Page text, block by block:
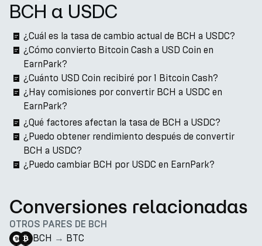
BCH a USDC
¿Cuál es la tasa de cambio actual de BCH a USDC?
¿Cómo convierto Bitcoin Cash a USD Coin en
EarnPark?
¿Cuánto USD Coin recibiré por 1 Bitcoin Cash?
¿Hay comisiones por convertir BCH a USDC en
EarnPark?
¿Qué factores afectan la tasa de BCH a USDC?
¿Puedo obtener rendimiento después de convertir
BCH a USDC?
¿Puedo cambiar BCH por USDC en EarnPark?
Conversiones relacionadas
OTROS PARES DE BCH
BCH → BTC